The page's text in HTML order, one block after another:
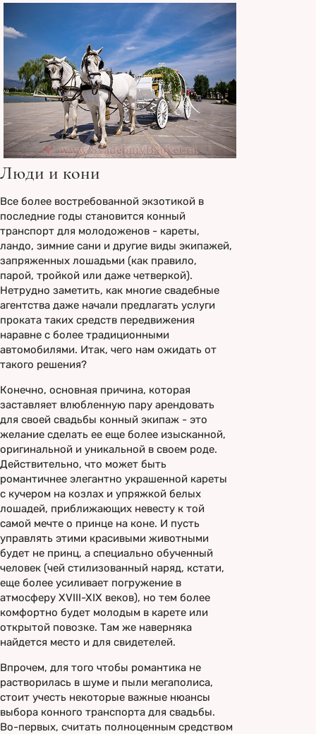
Люди и кони
Все более востребованной экзотикой в
последние годы становится конный
транспорт для молодоженов - кареты,
ландо, зимние сани и другие виды экипажей,
запряженных лошадьми (как правило,
парой, тройкой или даже четверкой).
Нетрудно заметить, как многие свадебные
агентства даже начали предлагать услуги
проката таких средств передвижения
наравне с более традиционными
автомобилями. Итак, чего нам ожидать от
такого решения?
Конечно, основная причина, которая
заставляет влюбленную пару арендовать
для своей свадьбы конный экипаж - это
желание сделать ее еще более изысканной,
оригинальной и уникальной в своем роде.
Действительно, что может быть
романтичнее элегантно украшенной кареты
с кучером на козлах и упряжкой белых
лошадей, приближающих невесту к той
самой мечте о принце на коне. И пусть
управлять этими красивыми животными
будет не принц, а специально обученный
человек (чей стилизованный наряд, кстати,
еще более усиливает погружение в
атмосферу XVIII-XIX веков), но тем более
комфортно будет молодым в карете или
открытой повозке. Там же наверняка
найдется место и для свидетелей.
Впрочем, для того чтобы романтика не
растворилась в шуме и пыли мегаполиса,
стоит учесть некоторые важные нюансы
выбора конного транспорта для свадьбы.
Во-первых, считать полноценным средством